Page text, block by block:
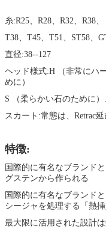
糸:R25、R28、R32、R38、
T38、T45、T51、ST58、
直径:38--127
ヘッド様式:H （非常にハ
めに）
S （柔らかい石のために
スカート:常態は、Retrac
特徴:
国際的に有名なブランド
グステンから作られる
国際的に有名なブランド
シージャを処理する「熱
最大限に活用された設計